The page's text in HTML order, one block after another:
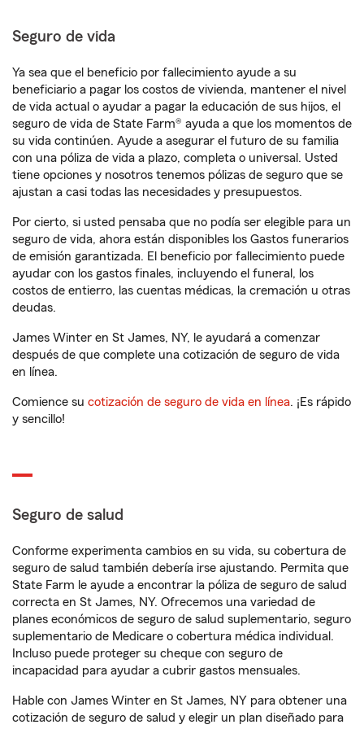
Seguro de vida
Ya sea que el beneficio por fallecimiento ayude a su
beneficiario a pagar los costos de vivienda, mantener el nivel
de vida actual o ayudar a pagar la educación de sus hijos, el
seguro de vida de State Farm® ayuda a que los momentos de
su vida continúen. Ayude a asegurar el futuro de su familia
con una póliza de vida a plazo, completa o universal. Usted
tiene opciones y nosotros tenemos pólizas de seguro que se
ajustan a casi todas las necesidades y presupuestos.
Por cierto, si usted pensaba que no podía ser elegible para un
seguro de vida, ahora están disponibles los Gastos funerarios
de emisión garantizada. El beneficio por fallecimiento puede
ayudar con los gastos finales, incluyendo el funeral, los
costos de entierro, las cuentas médicas, la cremación u otras
deudas.
James Winter en St James, NY, le ayudará a comenzar
después de que complete una cotización de seguro de vida
en línea.
Comience su cotización de seguro de vida en línea. ¡Es rápido
y sencillo!
Seguro de salud
Conforme experimenta cambios en su vida, su cobertura de
seguro de salud también debería irse ajustando. Permita que
State Farm le ayude a encontrar la póliza de seguro de salud
correcta en St James, NY. Ofrecemos una variedad de
planes económicos de seguro de salud suplementario, seguro
suplementario de Medicare o cobertura médica individual.
Incluso puede proteger su cheque con seguro de
incapacidad para ayudar a cubrir gastos mensuales.
Hable con James Winter en St James, NY para obtener una
cotización de seguro de salud y elegir un plan diseñado para